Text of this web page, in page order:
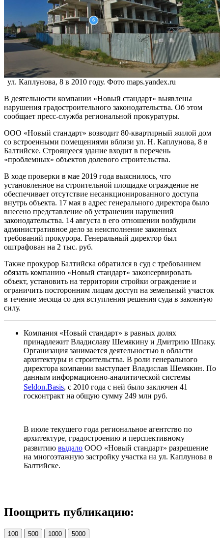
ул. Каплунова, 8 в 2010 году. Фото maps.yandex.ru
В деятельности компании «Новый стандарт» выявлены
нарушения градостроительного законодательства. Об этом
сообщает пресс-служба региональной прокуратуры.
ООО «Новый стандарт» возводит 80-квартирный жилой дом
со встроенными помещениями вблизи ул. Н. Каплунова, 8 в
Балтийске. Строящееся здание входит в перечень
«проблемных» объектов долевого строительства.
В ходе проверки в мае 2019 года выяснилось, что
установленное на строительной площадке ограждение не
обеспечивает отсутствие несанкционированного доступа
внутрь объекта. 17 мая в адрес генерального директора было
внесено представление об устранении нарушений
законодательства. 14 августа в его отношении возбудили
административное дело за неисполнение законных
требований прокурора. Генеральный директор был
оштрафован на 2 тыс. руб.
Также прокурор Балтийска обратился в суд с требованием
обязать компанию «Новый стандарт» законсервировать
объект, установить на территории стройки ограждение и
ограничить посторонним лицам доступ на земельный участок
в течение месяца со дня вступления решения суда в законную
силу.
Компания «Новый стандарт» в равных долях
принадлежит Владиславу Шемякину и Дмитрию Шпаку.
Организация занимается деятельностью в области
архитектуры и строительства. В роли генерального
директора компании выступает Владислав Шемякин. По
данным информационно-аналитической системы
Seldon.Basis, с 2010 года с ней было заключен 41
госконтракт на общую сумму 249 млн руб.
В июле текущего года региональное агентство по
архитектуре, градостроению и перспективному
развитию выдало ООО «Новый стандарт» разрешение
на многоэтажную застройку участка на ул. Каплунова в
Балтийске.
Поощрить публикацию:
100 500 1000 5000